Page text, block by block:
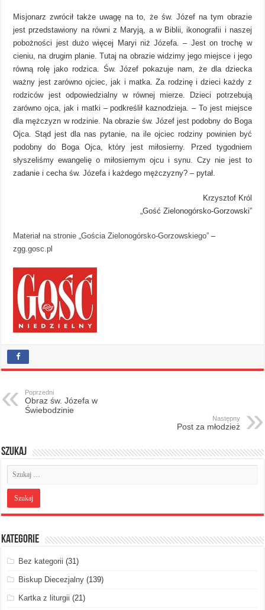
Misjonarz zwrócił także uwagę na to, że św. Józef na tym obrazie
jest przedstawiony na równi z Maryją, a w Biblii, ikonografii i naszej
pobożności jest dużo więcej Maryi niż Józefa. – Jest on trochę w
cieniu, na drugim planie. Tutaj na obrazie widzimy jego miejsce i jego
równą rolę jako rodzica. Św. Józef pokazuje nam, że dla dziecka
ważny jest zarówno ojciec, jak i matka. Za rodzinę i dzieci każdy z
rodziców jest odpowiedzialny w równej mierze. Dzieci potrzebują
zarówno ojca, jak i matki – podkreślił kaznodzieja. – To jest miejsce
dla mężczyzn w rodzinie. Na obrazie św. Józef jest podobny do Boga
Ojca. Stąd jest dla nas pytanie, na ile ojciec rodziny powinien być
podobny do Boga Ojca, który jest miłosierny. Przed tygodniem
słyszeliśmy ewangelię o miłosiernym ojcu i synu. Czy nie jest to
zadanie i cecha św. Józefa i każdego mężczyzny? – pytał.
Krzysztof Król
„Gość Zielonogórsko-Gorzowski”
Materiał na stronie „Gościa Zielonogórsko-Gorzowskiego” –
zgg.gosc.pl
Poprzedni
Obraz św. Józefa w
Świebodzinie
Następny
Post za młodzież
Szukaj
Kategorie
Bez kategorii (31)
Biskup Diecezjalny (139)
Kartka z liturgii (21)